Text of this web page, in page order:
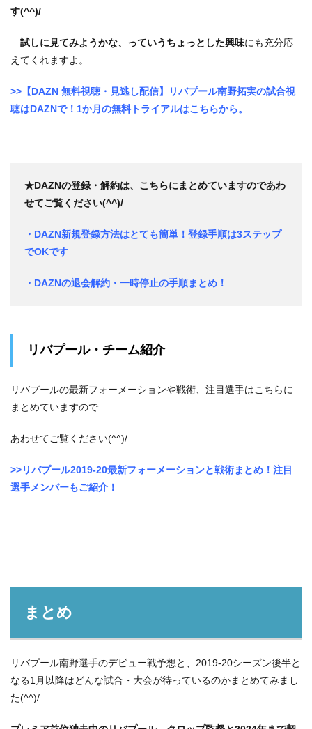
す(^^)/
試しに見てみようかな、っていうちょっとした興味にも充分応
えてくれますよ。
>>【DAZN 無料視聴・見逃し配信】リバプール南野拓実の試合視
聴はDAZNで！1か月の無料トライアルはこちらから。
★DAZNの登録・解約は、こちらにまとめていますのであわ
せてご覧ください(^^)/
・DAZN新規登録方法はとても簡単！登録手順は3ステップ
でOKです
・DAZNの退会解約・一時停止の手順まとめ！
リバプール・チーム紹介
リバプールの最新フォーメーションや戦術、注目選手はこちらに
まとめていますので
あわせてご覧ください(^^)/
>>リバプール2019-20最新フォーメーションと戦術まとめ！注目
選手メンバーもご紹介！
まとめ
リバプール南野選手のデビュー戦予想と、2019-20シーズン後半と
なる1月以降はどんな試合・大会が待っているのかまとめてみまし
た(^^)/